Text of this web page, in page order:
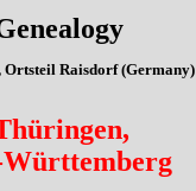
Ortsteil Raisdorf (Germany)
Württemberg